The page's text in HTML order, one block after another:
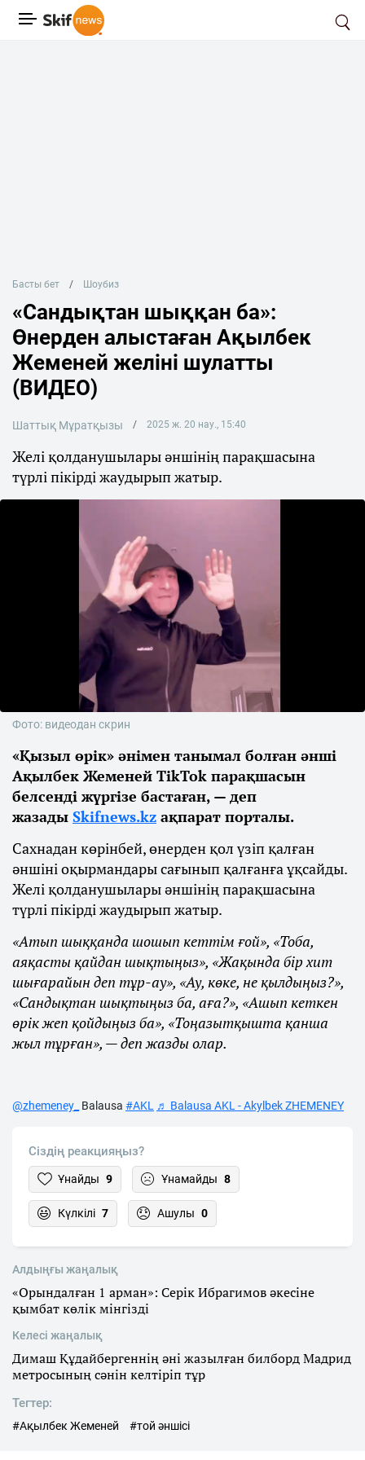
Басты бет Шоубиз
«Сандықтан шыққан ба»:
Өнерден алыстаған Ақылбек
Жеменей желіні шулатты
(ВИДЕО)
Шаттық Мұратқызы 2025 ж. 20 нау., 15:40
Желі қолданушылары әншінің парақшасына
түрлі пікірді жаудырып жатыр.
Фото: видеодан скрин
«Қызыл өрік» әнімен танымал болған әнші
Ақылбек Жеменей TikTok парақшасын
белсенді жүргізе бастаған, — деп
жазады Skifnews.kz ақпарат порталы.
Сахнадан көрінбей, өнерден қол үзіп қалған
әншіні оқырмандары сағынып қалғанға ұқсайды.
Желі қолданушылары әншінің парақшасына
түрлі пікірді жаудырып жатыр.
«Атып шыққанда шошып кеттім ғой», «Тоба,
аяқасты қайдан шықтыңыз», «Жақында бір хит
шығарайын деп тұр-ау», «Ау, көке, не қылдыңыз?»,
«Сандықтан шықтыңыз ба, аға?», «Ашып кеткен
өрік жеп қойдыңыз ба», «Тоңазытқышта қанша
жыл тұрған», — деп жазды олар.
@zhemeney_ Balausa #AKL ♬ Balausa AKL - Akylbek ZHEMENEY
Сіздің реакцияңыз?
Ұнайды 9 Ұнамайды 8
Күлкілі 7 Ашулы 0
Алдыңғы жаңалық
«Орындалған 1 арман»: Серік Ибрагимов әкесіне
қымбат көлік мінгізді
Келесі жаңалық
Димаш Құдайбергеннің әні жазылған билборд Мадрид
метросының сәнін келтіріп тұр
Тегтер:
#Ақылбек Жеменей #той әншісі